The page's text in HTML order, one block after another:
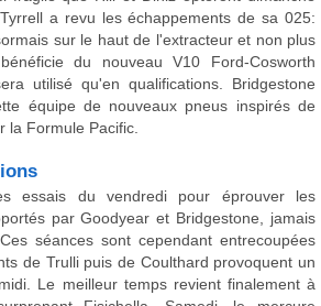
a revu les échappements de sa 025:
sur le haut de l'extracteur et non plus
du nouveau V10 Ford-Cosworth
utilisé qu'en qualifications. Bridgestone
équipe de nouveaux pneus inspirés de
la Formule Pacific.
essais du vendredi pour éprouver les
par Goodyear et Bridgestone, jamais
séances sont cependant entrecoupées
de Trulli puis de Coulthard provoquent un
Le meilleur temps revient finalement à